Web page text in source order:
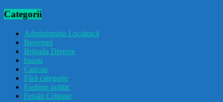
Categorii
Administrația Localnică
Benveuri
Brigada Diverse
buzau
Cancan
Fără categorie
Fashion politic
Feișăn Critique